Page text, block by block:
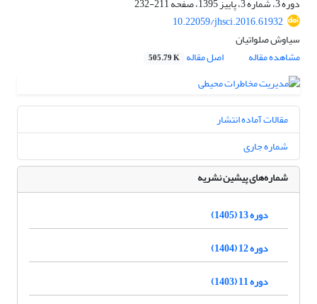
دوره 3، شماره 3، پاییز 1395، صفحه
211-232
10.22059/jhsci.2016.61932
سیاوش صلواتیان
مشاهده مقاله
اصل مقاله 505.79 K
مقالات آماده انتشار
شماره جاری
شماره‌های پیشین نشریه
دوره 13 (1405)
دوره 12 (1404)
دوره 11 (1403)